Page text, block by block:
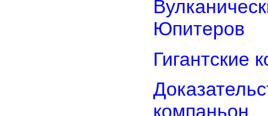
Юпитеров
Гигантские
компаньон